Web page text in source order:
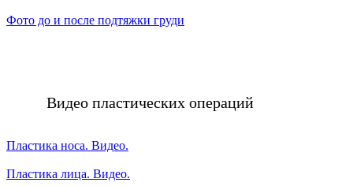
Фото до и после подтяжки груди
Видео пластических операций
Пластика носа. Видео.
Пластика лица. Видео.